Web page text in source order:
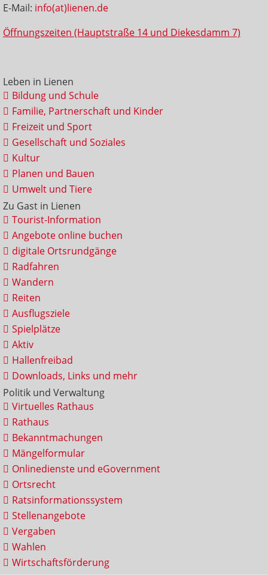
E-Mail: info(at)lienen.de
Öffnungszeiten (Hauptstraße 14 und Diekesdamm 7)
Leben in Lienen
Bildung und Schule
Familie, Partnerschaft und Kinder
Freizeit und Sport
Gesellschaft und Soziales
Kultur
Planen und Bauen
Umwelt und Tiere
Zu Gast in Lienen
Tourist-Information
Angebote online buchen
digitale Ortsrundgänge
Radfahren
Wandern
Reiten
Ausflugsziele
Spielplätze
Aktiv
Hallenfreibad
Downloads, Links und mehr
Politik und Verwaltung
Virtuelles Rathaus
Rathaus
Bekanntmachungen
Mängelformular
Onlinedienste und eGovernment
Ortsrecht
Ratsinformationssystem
Stellenangebote
Vergaben
Wahlen
Wirtschaftsförderung